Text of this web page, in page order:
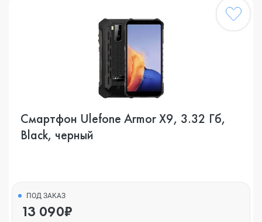
Смартфон Ulefone Armor X9, 3.32 Гб,
Black, черный
ПОД ЗАКАЗ
13 090₽